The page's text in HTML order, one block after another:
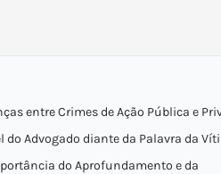
entre Crimes de Ação Pública e
do Advogado diante da Palavra da
do Aprofundamento e da